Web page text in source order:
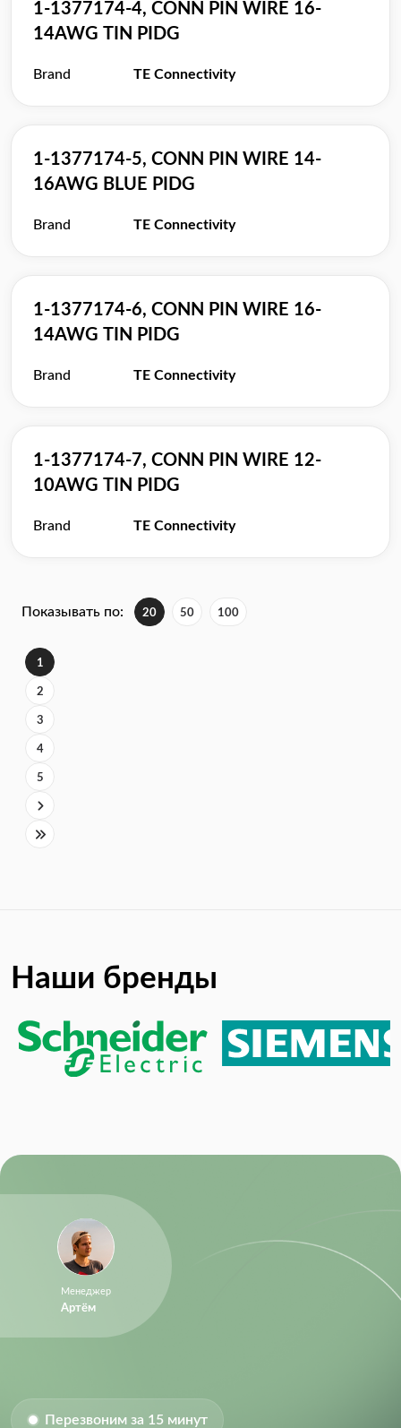
1-1377174-4, CONN PIN WIRE 16-
14AWG TIN PIDG
Brand TE Connectivity
1-1377174-5, CONN PIN WIRE 14-
16AWG BLUE PIDG
Brand TE Connectivity
1-1377174-6, CONN PIN WIRE 16-
14AWG TIN PIDG
Brand TE Connectivity
1-1377174-7, CONN PIN WIRE 12-
10AWG TIN PIDG
Brand TE Connectivity
Показывать по: 20 50 100
1
2
3
4
5
Наши бренды
Менеджер
Артём
Перезвоним за 15 минут